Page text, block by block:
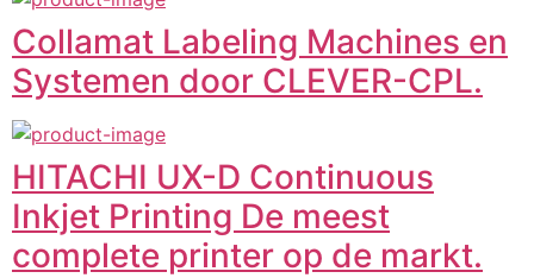
Collamat Labeling Machines en
Systemen door CLEVER-CPL.
HITACHI UX-D Continuous
Inkjet Printing De meest
complete printer op de markt.